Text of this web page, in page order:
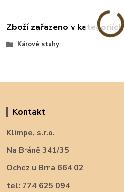
Zboží zařazeno v kategoriích
Kárové stuhy
Kontakt
Klimpe, s.r.o.
Na Bráně 341/35
Ochoz u Brna 664 02
tel: 774 625 094